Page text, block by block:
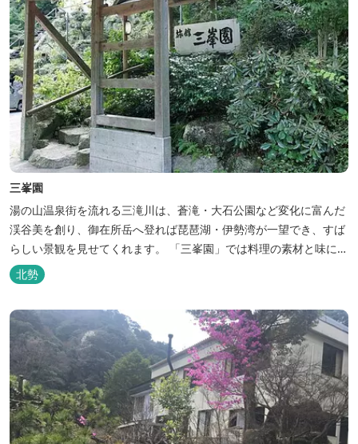
三峯園
湯の山温泉街を流れる三滝川は、蒼滝・大石公園など変化に富んだ
渓谷美を創り、御在所岳へ登れば琵琶湖・伊勢湾が一望でき、すば
らしい景観を見せてくれます。 「三峯園」では料理の素材と味にも
こだわり、お客様に四季の織り成す景観と、いい湯、いい味、めぐ
りあいをお届けいたします。
北勢